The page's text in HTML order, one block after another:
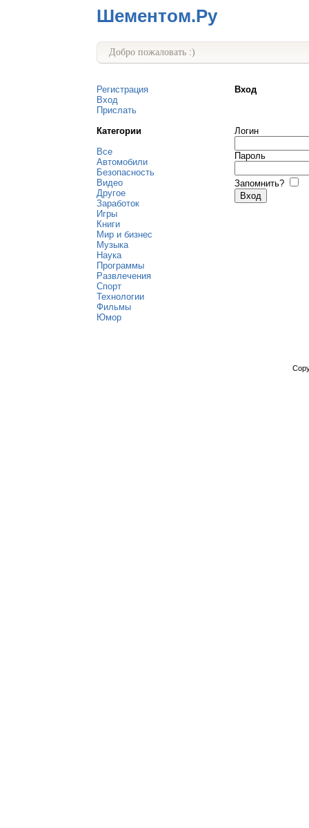
Шементом.Ру
Добро пожаловать :)
Регистрация
Вход
Прислать
Категории
Все
Автомобили
Безопасность
Видео
Другое
Заработок
Игры
Книги
Мир и бизнес
Музыка
Наука
Программы
Развлечения
Спорт
Технологии
Фильмы
Юмор
Вход
Логин
Пароль
Запомнить?